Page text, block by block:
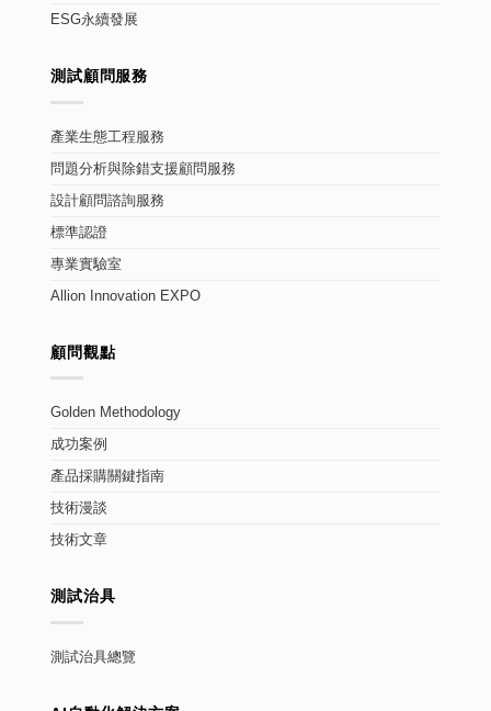
ESG永續發展
測試顧問服務
產業生態工程服務
問題分析與除錯支援顧問服務
設計顧問諮詢服務
標準認證
專業實驗室
Allion Innovation EXPO
顧問觀點
Golden Methodology
成功案例
產品採購關鍵指南
技術漫談
技術文章
測試治具
測試治具總覽